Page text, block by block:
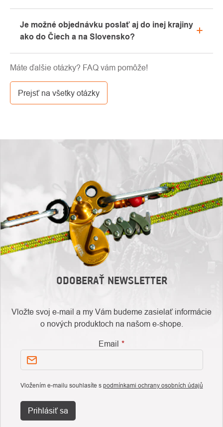
našom showroome.
záložku „hromadné“ alebo „SPAM“, veľmi často tu e-
mail s kódom končí. Ak ste aj napriek tomu svoj
zľavový kód nenašli, kontaktujte nás na
info@pavouci.cz.
Je možné objednávku poslať aj do inej krajiny
ako do Čiech a na Slovensko?
cez GLS. Cena tejto dopravy je podľa kalkulácie od
dopravcu.
Máte ďalšie otázky? FAQ vám pomôže!
Prejsť na všetky otázky
ODOBERAŤ NEWSLETTER
Vložte svoj e-mail a my Vám budeme zasielať informácie
o nových produktoch na našom e-shope.
Email
Vložením e-mailu souhlasíte s podmínkami ochrany osobních údajů
Prihlásiť sa